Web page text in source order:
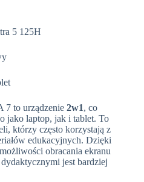
5 125H
7 to urządzenie 2w1, co
jako laptop, jak i tablet. To
którzy często korzystają z
edukacyjnych. Dzięki
obracania ekranu
jest bardziej